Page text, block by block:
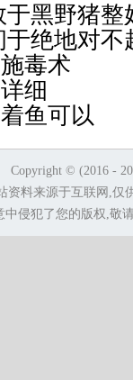
黑野猪整
绝地对不
毒术
细
鱼可以
Copyright © (2016 -
资料来源于互联网,仅
中侵犯了您的版权,敬